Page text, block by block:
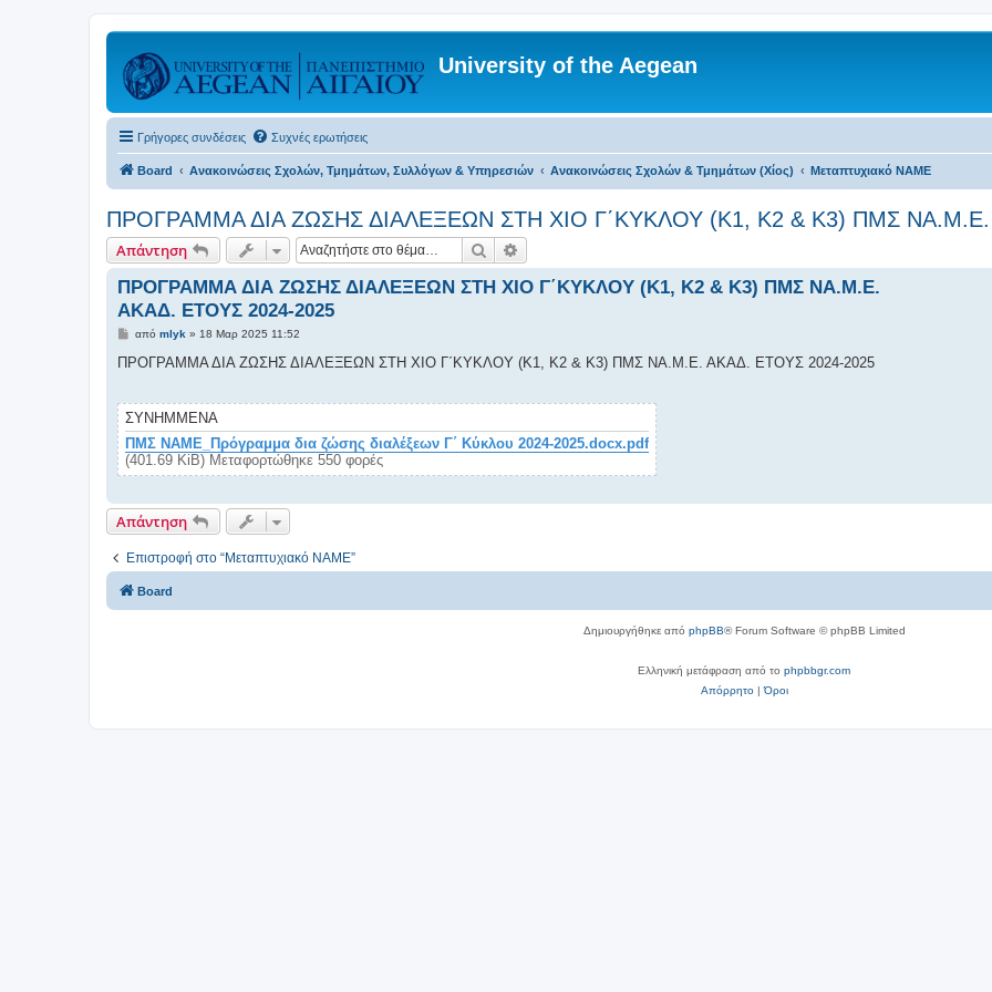
University of the Aegean
Γρήγορες συνδέσεις Συχνές ερωτήσεις
Board Ανακοινώσεις Σχολών, Τμημάτων, Συλλόγων & Υπηρεσιών Ανακοινώσεις Σχολών & Τμημάτων (Χίος) Μεταπτυχιακό ΝΑΜΕ
ΠΡΟΓΡΑΜΜΑ ΔΙΑ ΖΩΣΗΣ ΔΙΑΛΕΞΕΩΝ ΣΤΗ ΧΙΟ Γ΄ΚΥΚΛΟΥ (Κ1, Κ2 & Κ3) ΠΜΣ ΝΑ.Μ.Ε.
Απάντηση Αναζήτηση
ΠΡΟΓΡΑΜΜΑ ΔΙΑ ΖΩΣΗΣ ΔΙΑΛΕΞΕΩΝ ΣΤΗ ΧΙΟ Γ΄ΚΥΚΛΟΥ (Κ1, Κ2 & Κ3) ΠΜΣ ΝΑ.Μ.Ε.
ΑΚΑΔ. ΕΤΟΥΣ 2024-2025
Δ
μ
ε
υ
σ
η
από mlyk » 18 Μαρ 2025 11:52
ΠΡΟΓΡΑΜΜΑ ΔΙΑ ΖΩΣΗΣ ΔΙΑΛΕΞΕΩΝ ΣΤΗ ΧΙΟ Γ΄ΚΥΚΛΟΥ (Κ1, Κ2 & Κ3) ΠΜΣ ΝΑ.Μ.Ε. ΑΚΑΔ. ΕΤΟΥΣ 2024-2025
ΣΥΝΗΜΜΈΝΑ
ΠΜΣ ΝΑΜΕ_Πρόγραμμα δια ζώσης διαλέξεων Γ΄ Κύκλου 2024-2025.docx.pdf
(401.69 KiB) Μεταφορτώθηκε 550 φορές
Απάντηση
Επιστροφή στο “Μεταπτυχιακό ΝΑΜΕ”
Board
Δημιουργήθηκε από phpBB® Forum Software © phpBB Limited
Ελληνική μετάφραση από το phpbbgr.com
Απόρρητο|Όροι